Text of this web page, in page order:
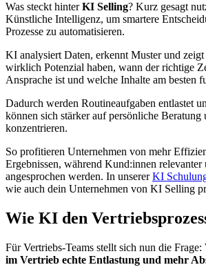
Was steckt hinterKI Selling? Kurz gesagt
Künstliche Intelligenz, um smartere
Prozesse zu automatisieren.
KI analysiert Daten, erkennt Muster und
wirklich Potenzial haben, wann der richtige
Ansprache ist und welche Inhalte am besten
Dadurch werden Routineaufgaben entlastet
können sich stärker auf persönliche Beratung
konzentrieren.
So profitieren Unternehmen von mehr
Ergebnissen, während Kund:innen
angesprochen werden. In unsererKI
wie auch dein Unternehmen von KI Selling
Wie KI den
Für Vertriebs-Teams stellt sich nun die Frage:
im Vertrieb echte Entlastung und mehr